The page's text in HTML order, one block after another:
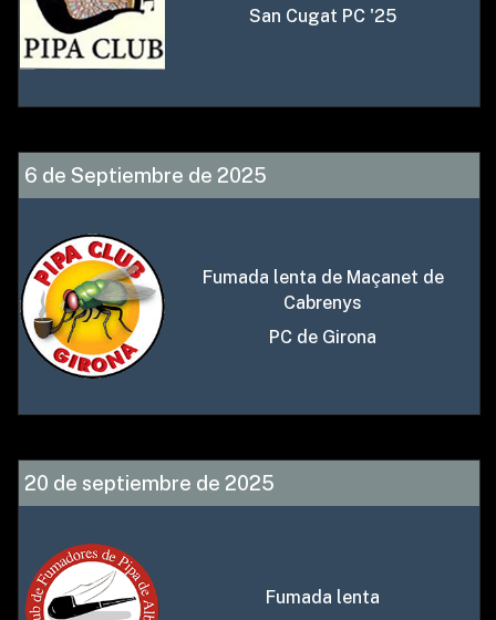
San Cugat PC '25
6 de Septiembre de 2025
Fumada lenta de Maçanet de
Cabrenys
PC de Girona
20 de septiembre de 2025
Fumada lenta